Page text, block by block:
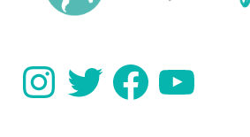
InstagramTwitter FacebookYouTube